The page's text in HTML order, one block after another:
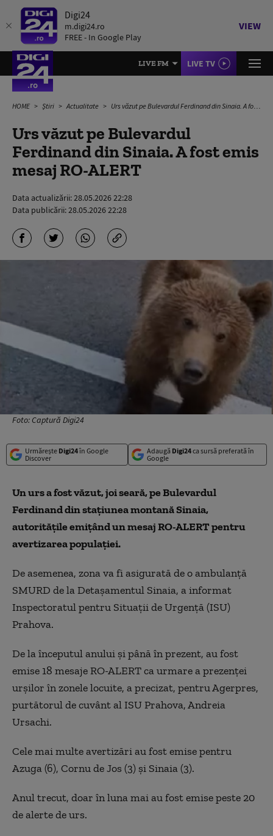
Digi24
m.digi24.ro
FREE - In Google Play
VIEW
LIVE FM LIVE TV
HOME Știri Actualitate Urs văzut pe Bulevardul Ferdinand din Sinaia. A fost emis mesaj RO-ALERT
Urs văzut pe Bulevardul
Ferdinand din Sinaia. A fost emis
mesaj RO-ALERT
Data actualizării:28.05.2026 22:28
Data publicării:28.05.2026 22:28
Foto: Captură Digi24
Urmărește Digi24în Google
Discover
Adaugă Digi24ca sursă preferată în
Google
Un urs a fost văzut, joi seară, pe Bulevardul
Ferdinand din staţiunea montană Sinaia,
autorităţile emiţând un mesaj RO-ALERT pentru
avertizarea populaţiei.
De asemenea, zona va fi asigurată de o ambulanţă
SMURD de la Detaşamentul Sinaia, a informat
Inspectoratul pentru Situaţii de Urgenţă (ISU)
Prahova.
De la începutul anului şi până în prezent, au fost
emise 18 mesaje RO-ALERT ca urmare a prezenţei
urşilor în zonele locuite, a precizat, pentru Agerpres,
purtătorul de cuvânt al ISU Prahova, Andreia
Ursachi.
Cele mai multe avertizări au fost emise pentru
Azuga (6), Cornu de Jos (3) şi Sinaia (3).
Anul trecut, doar în luna mai au fost emise peste 20
de alerte de urs.